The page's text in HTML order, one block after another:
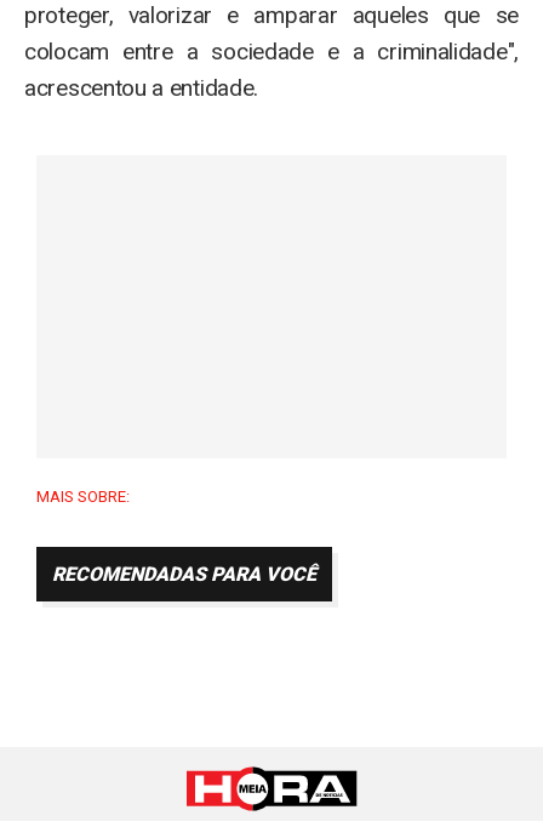
proteger, valorizar e amparar aqueles que se
colocam entre a sociedade e a criminalidade",
acrescentou a entidade.
MAIS SOBRE:
RECOMENDADAS PARA VOCÊ